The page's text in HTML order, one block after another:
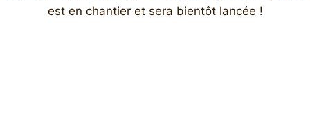
est en chantier et sera bientôt lancée !